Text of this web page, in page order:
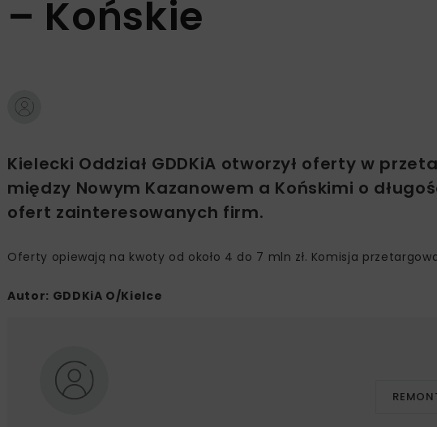
– Końskie
Kielecki Oddział GDDKiA otworzył oferty w
między Nowym Kazanowem a Końskimi o
ofert zainteresowanych firm.
Oferty opiewają na kwoty od około 4 do 7 mln zł. Komisja
Autor: GDDKiA O/Kielce